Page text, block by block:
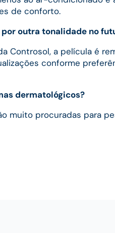
de conforto.
outra tonalidade no
Controsol, a película é
conforme
dermatológicos?
muito procuradas para